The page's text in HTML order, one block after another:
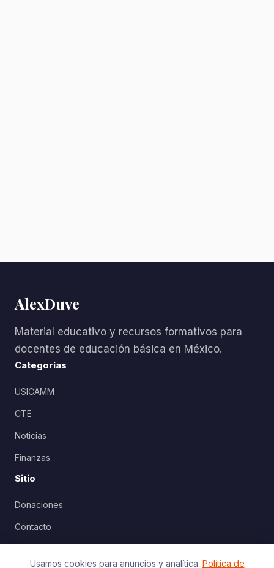
AlexDuve
Material educativo y recursos formativos para
docentes de educación básica en México.
Categorías
USICAMM
CTE
Noticias
Finanzas
Sitio
Donaciones
Contacto
Usamos cookies para anuncios y analítica. Política de